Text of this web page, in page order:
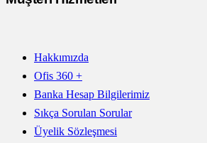
Hakkımızda
Ofis 360 +
Banka Hesap Bilgilerimiz
Sıkça Sorulan Sorular
Üyelik Sözleşmesi